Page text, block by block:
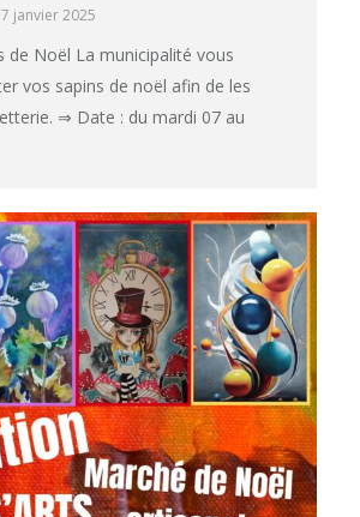
7 janvier 2025
de Noël La municipalité vous
vos sapins de noël afin de les
⇒ Date : du mardi 07 au